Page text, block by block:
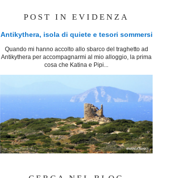
POST IN EVIDENZA
Antikythera, isola di quiete e tesori sommersi
Quando mi hanno accolto allo sbarco del traghetto ad
Antikythera per accompagnarmi al mio alloggio, la prima
cosa che Katina e Pipi...